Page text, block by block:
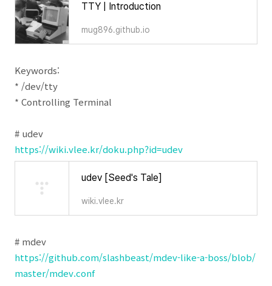
TTY | Introduction
mug896.github.io
Keywords:
* /dev/tty
* Controlling Terminal
# udev
https://wiki.vlee.kr/doku.php?id=udev
udev [Seed's Tale]
wiki.vlee.kr
# mdev
https://github.com/slashbeast/mdev-like-a-boss/blob/
master/mdev.conf